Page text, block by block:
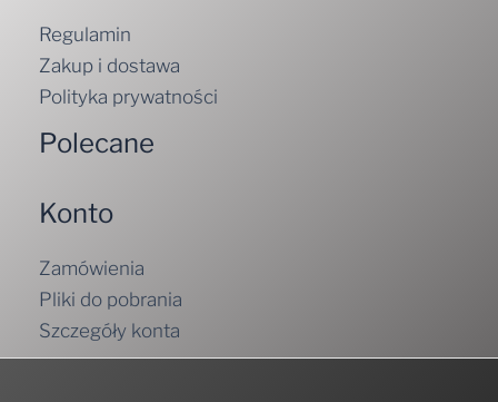
Regulamin
Zakup i dostawa
Polityka prywatności
Polecane
Konto
Zamówienia
Pliki do pobrania
Szczegóły konta